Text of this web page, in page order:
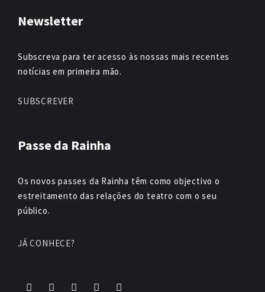
Newsletter
Subscreva para ter acesso às nossas mais recentes
notícias em primeira mão.
SUBSCREVER
Passe da Rainha
Os novos passes da Rainha têm como objectivo o
estreitamento das relações do teatro com o seu
público.
JÁ CONHECE?